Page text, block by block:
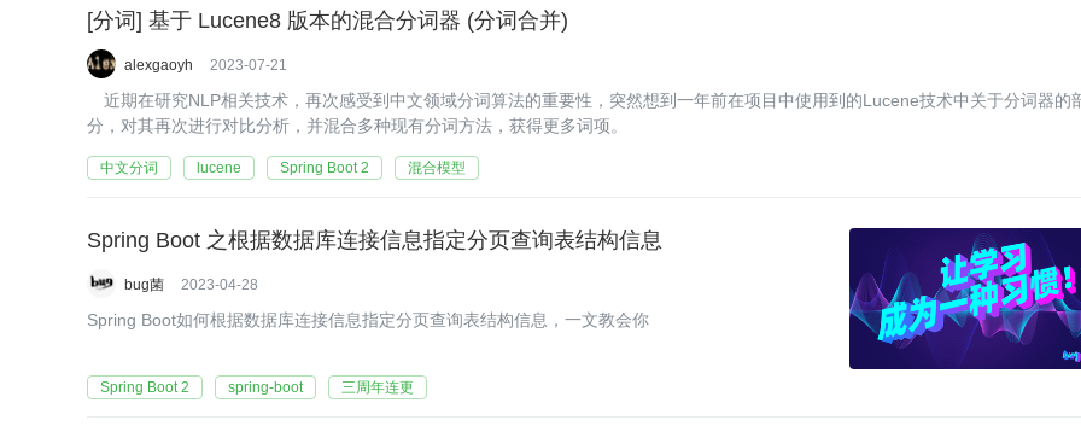
[分词] 基于 Lucene8 版本的混合分词器 (分词合并)
alexgaoyh 2023-07-21
近期在研究NLP相关技术，再次感受到中文领域分词算法的重要性，突然想到一年前在项目中使用到的Lucene技术中关于分词器的
分，对其再次进行对比分析，并混合多种现有分词方法，获得更多词项。
中文分词 lucene Spring Boot 2 混合模型
Spring Boot 之根据数据库连接信息指定分页查询表结构信息
bug菌 2023-04-28
Spring Boot如何根据数据库连接信息指定分页查询表结构信息，一文教会你
Spring Boot 2 spring-boot 三周年连更